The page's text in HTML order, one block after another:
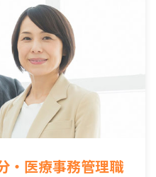
・医療事務管理職